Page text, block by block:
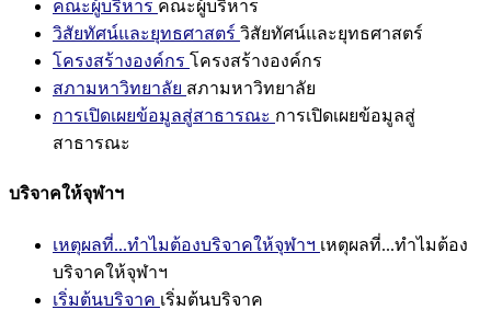
คณะผู้บริหาร คณะผู้บริหาร
วิสัยทัศน์และยุทธศาสตร์ วิสัยทัศน์และยุทธศาสตร์
โครงสร้างองค์กร โครงสร้างองค์กร
สภามหาวิทยาลัย สภามหาวิทยาลัย
การเปิดเผยข้อมูลสู่สาธารณะ การเปิดเผยข้อมูลสู่
สาธารณะ
บริจาคให้จุฬาฯ
เหตุผลที่...ทำไมต้องบริจาคให้จุฬาฯ เหตุผลที่...ทำไมต้อง
บริจาคให้จุฬาฯ
เริ่มต้นบริจาค เริ่มต้นบริจาค